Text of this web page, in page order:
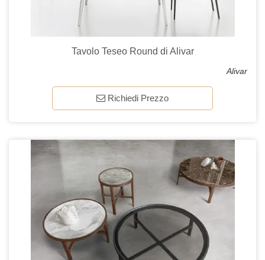
Tavolo Teseo Round di Alivar
Alivar
Richiedi Prezzo